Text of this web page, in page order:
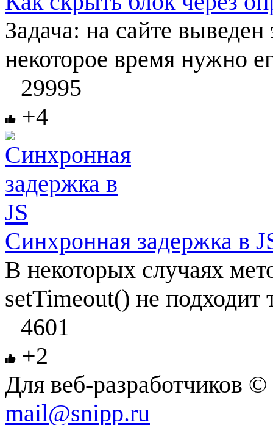
Задача: на сайте
некоторое время нужно
29995
+4
Синхронная задержка в
В некоторых случаях
setTimeout() не подходит
4601
+2
Для веб-разработчиков
mail@snipp.ru